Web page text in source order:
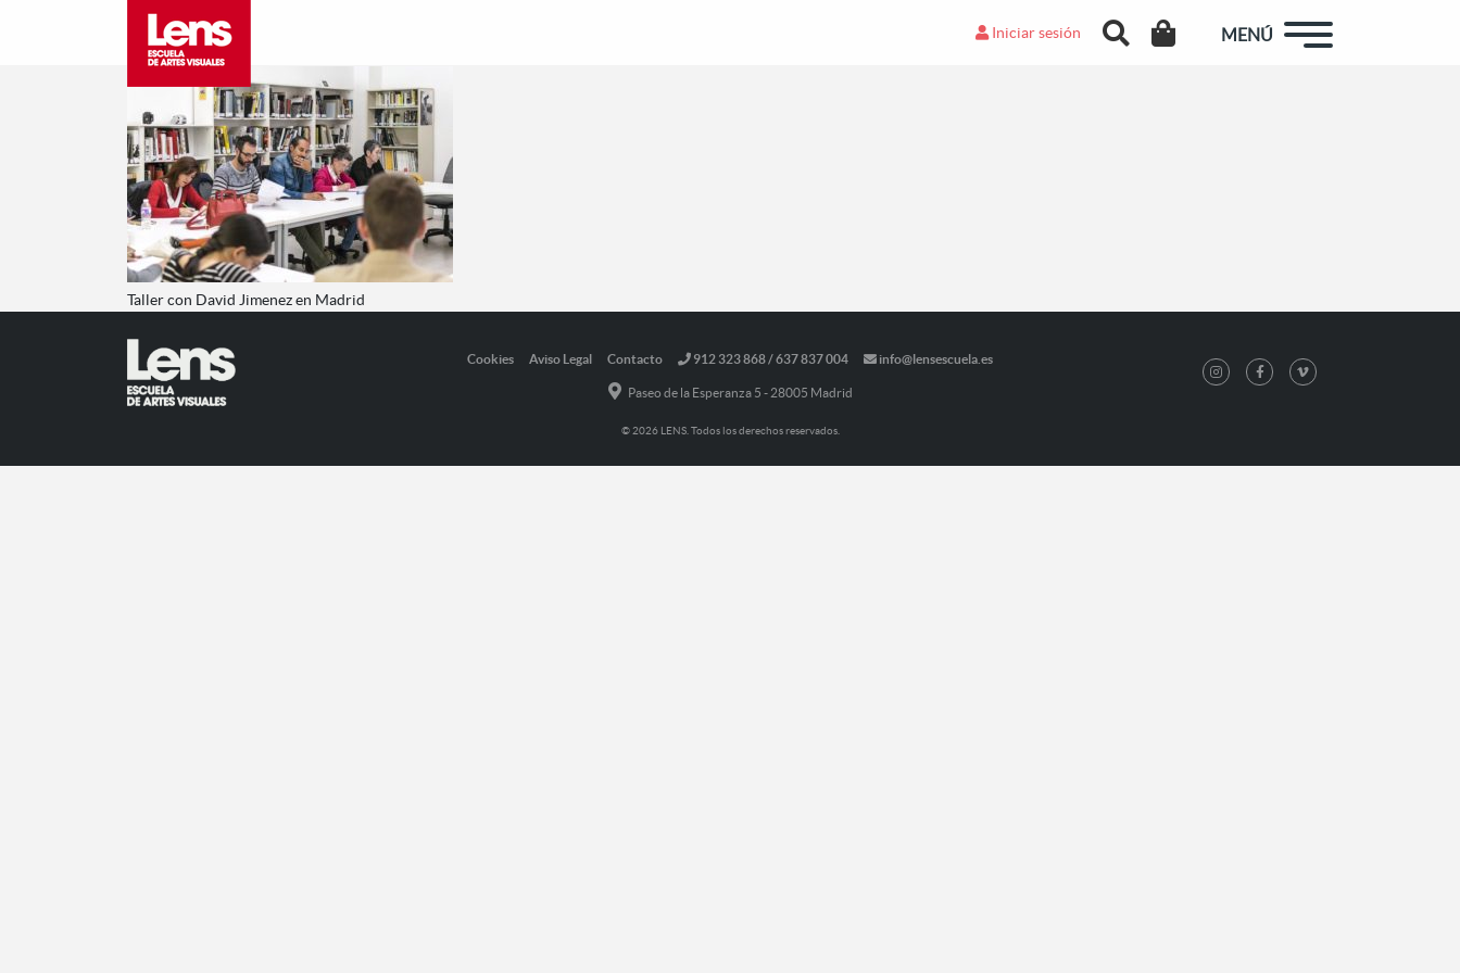
Iniciar sesión MENÚ
Taller con David Jimenez en Madrid
Cookies Aviso Legal Contacto 912 323 868 / 637 837 004 info@lensescuela.es
Paseo de la Esperanza 5 - 28005 Madrid
© 2026 LENS. Todos los derechos reservados.